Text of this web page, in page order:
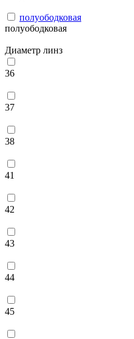
полуободковая
полуободковая
Диаметр линз
36
37
38
41
42
43
44
45